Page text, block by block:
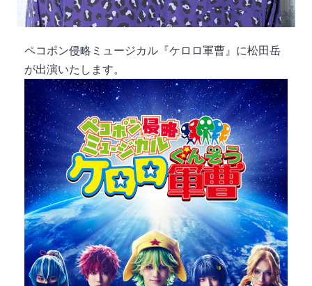
ペコポン侵略ミュージカル『ケロロ軍曹』に松田岳
が出演いたします。